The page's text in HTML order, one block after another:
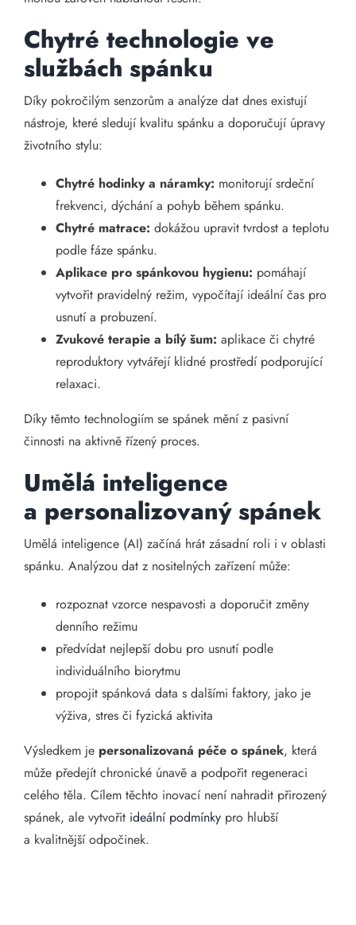
Chytré technologie ve
službách spánku
Díky pokročilým senzorům a analýze dat dnes existují
nástroje, které sledují kvalitu spánku a doporučují úpravy
životního stylu:
Chytré hodinky a náramky: monitorují srdeční
frekvenci, dýchání a pohyb během spánku.
Chytré matrace: dokážou upravit tvrdost a teplotu
podle fáze spánku.
Aplikace pro spánkovou hygienu: pomáhají
vytvořit pravidelný režim, vypočítají ideální čas pro
usnutí a probuzení.
Zvukové terapie a bílý šum: aplikace či chytré
reproduktory vytvářejí klidné prostředí podporující
relaxaci.
Díky těmto technologiím se spánek mění z pasivní
činnosti na aktivně řízený proces.
Umělá inteligence
a personalizovaný spánek
Umělá inteligence (AI) začíná hrát zásadní roli i v oblasti
spánku. Analýzou dat z nositelných zařízení může:
rozpoznat vzorce nespavosti a doporučit změny
denního režimu
předvídat nejlepší dobu pro usnutí podle
individuálního biorytmu
propojit spánková data s dalšími faktory, jako je
výživa, stres či fyzická aktivita
Výsledkem je personalizovaná péče o spánek, která
může předejít chronické únavě a podpořit regeneraci
celého těla. Cílem těchto inovací není nahradit přirozený
spánek, ale vytvořit ideální podmínky pro hlubší
a kvalitnější odpočinek.